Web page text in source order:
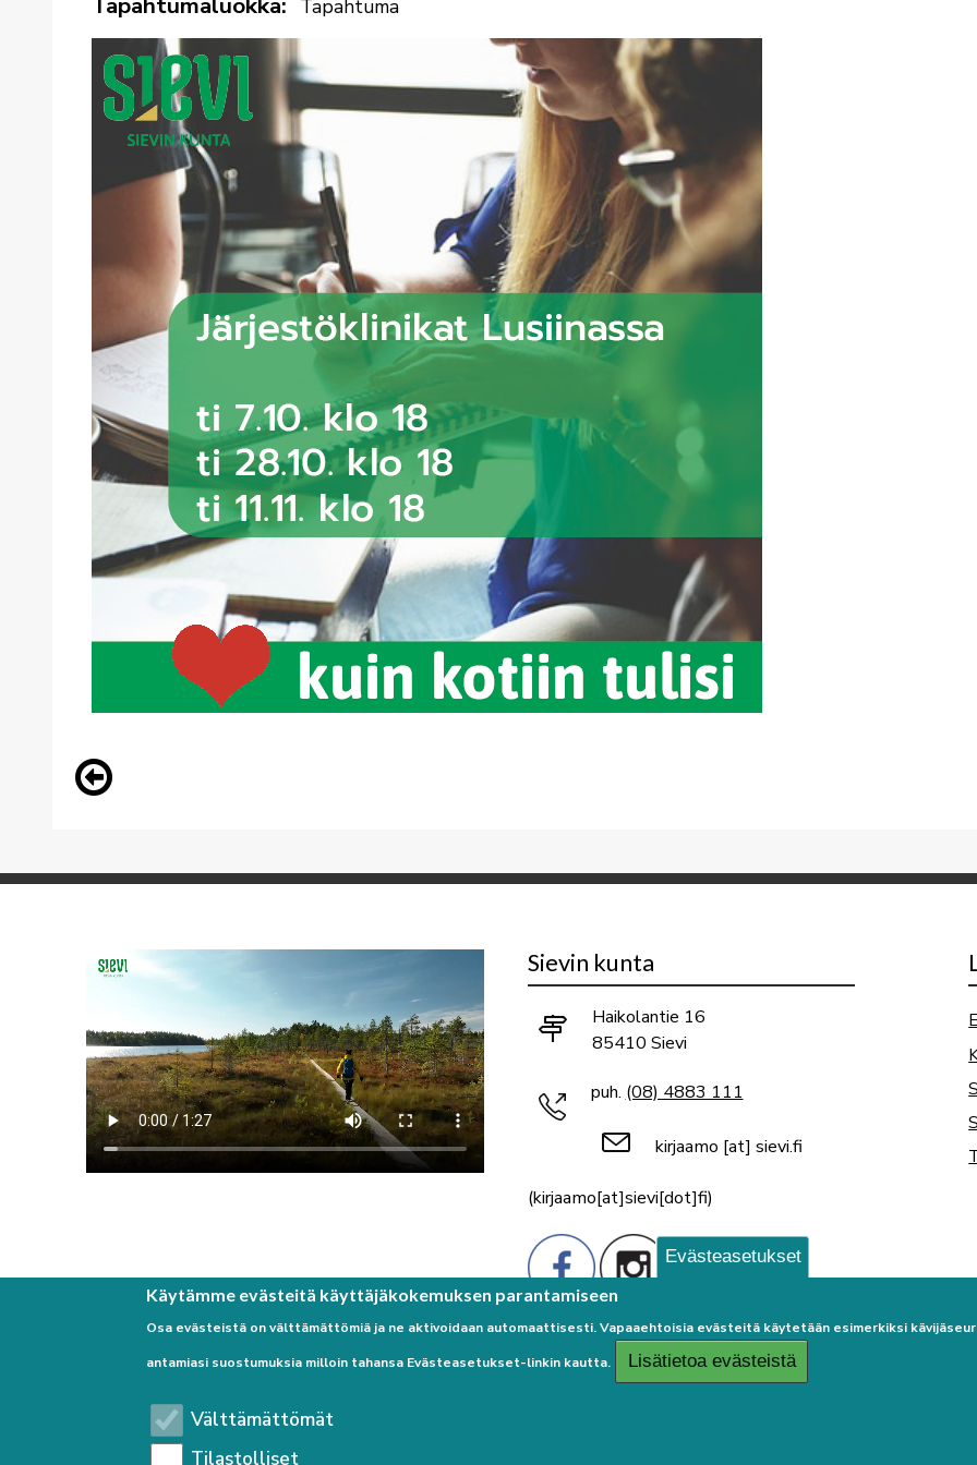
Tapahtuma
Sievin kunta
Haikolantie 16
85410 Sievi
puh. (08) 4883 111
kirjaamo [at] sievi.fi
(kirjaamo[at]sievi[dot]fi)
Palaute
Evästeasetukset
Käytämme evästeitä käyttäjäkokemuksen parantamiseen
Osa evästeistä on välttämättömiä ja ne aktivoidaan automaattisesti. Vapaaehtoisia evästeitä käytetään esimerkiksi
antamiasi suostumuksia milloin tahansa Evästeasetukset-linkin kautta.
Lisätietoa evästeistä
Välttämättömät
Tilastolliset